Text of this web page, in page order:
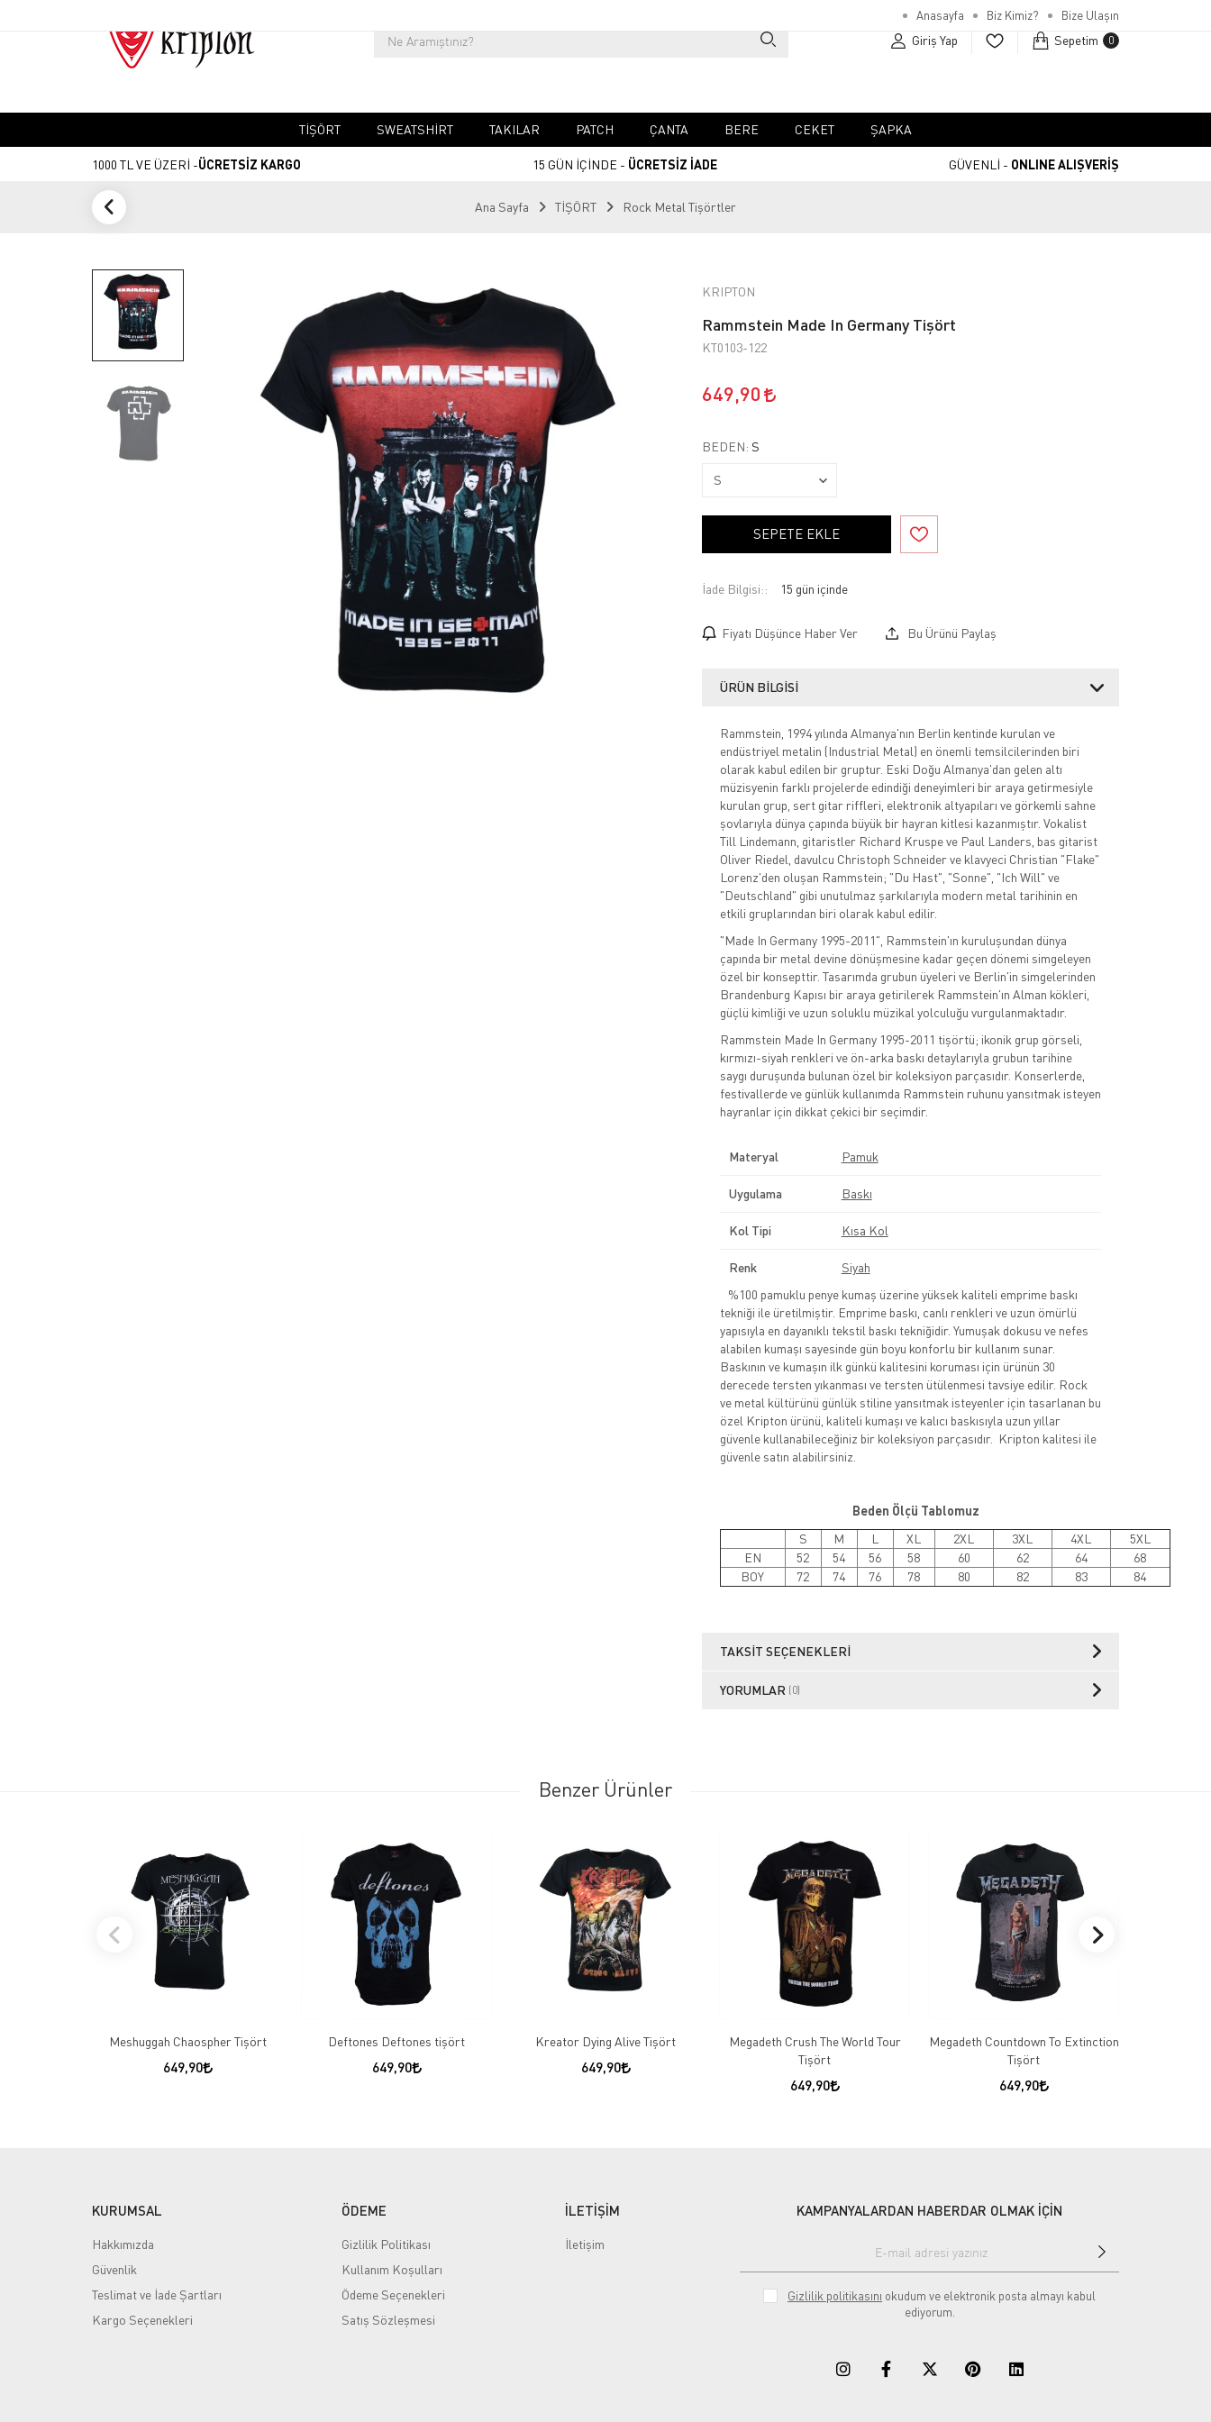
Anasayfa Biz Kimiz? Bize Ulaşın
Giriş Yap Sepetim 0
TIŞÖRT SWEATSHIRT TAKILAR PATCH ÇANTA BERE CEKET ŞAPKA
1000 TL VE ÜZERİ -ÜCRETSİZ KARGO 15 GÜN İÇİNDE - ÜCRETSİZ İADE GÜVENLİ - ONLINE ALIŞVERİŞ
Ana Sayfa TİŞÖRT Rock Metal Tişörtler
KRIPTON
Rammstein Made In Germany Tişört
KT0103-122
649,90
BEDEN: S
SEPETE EKLE
İade Bilgisi:
Fiyatı Düşünce Haber Ver Bu Ürünü Paylaş
ÜRÜN BILGISI
Rammstein, 1994 yılında Almanya'nın Berlin kentinde kurulan ve
endüstriyel metalin (Industrial Metal) en önemli temsilcilerinden biri
olarak kabul edilen bir gruptur. Eski Doğu Almanya'dan gelen altı
müzisyenin farklı projelerde edindiği deneyimleri bir araya getirmesiyle
kurulan grup, sert gitar riffleri, elektronik altyapıları ve görkemli sahne
şovlarıyla dünya çapında büyük bir hayran kitlesi kazanmıştır. Vokalist
Till Lindemann, gitaristler Richard Kruspe ve Paul Landers, bas gitarist
Oliver Riedel, davulcu Christoph Schneider ve klavyeci Christian "Flake"
Lorenz'den oluşan Rammstein; "Du Hast", "Sonne", "Ich Will" ve
"Deutschland" gibi unutulmaz şarkılarıyla modern metal tarihinin en
etkili gruplarından biri olarak kabul edilir.
"Made In Germany 1995-2011", Rammstein'ın kuruluşundan dünya
çapında bir metal devine dönüşmesine kadar geçen dönemi simgeleyen
özel bir konsepttir. Tasarımda grubun üyeleri ve Berlin'in simgelerinden
Brandenburg Kapısı bir araya getirilerek Rammstein'ın Alman kökleri,
güçlü kimliği ve uzun soluklu müzikal yolculuğu vurgulanmaktadır.
Rammstein Made In Germany 1995-2011 tişörtü; ikonik grup görseli,
kırmızı-siyah renkleri ve ön-arka baskı detaylarıyla grubun tarihine
saygı duruşunda bulunan özel bir koleksiyon parçasıdır. Konserlerde,
festivallerde ve günlük kullanımda Rammstein ruhunu yansıtmak isteyen
hayranlar için dikkat çekici bir seçimdir.
Materyal Pamuk
Uygulama Baskı
Kol Tipi Kısa Kol
Renk
Siyah
%100 pamuklu penye kumaş üzerine yüksek kaliteli emprime baskı
tekniği ile üretilmiştir. Emprime baskı, canlı renkleri ve uzun ömürlü
yapısıyla en dayanıklı tekstil baskı tekniğidir. Yumuşak dokusu ve nefes
alabilen kumaşı sayesinde gün boyu konforlu bir kullanım sunar.
Baskının ve kumaşın ilk günkü kalitesini koruması için ürünün 30
derecede tersten yıkanması ve tersten ütülenmesi tavsiye edilir. Rock
ve metal kültürünü günlük stiline yansıtmak isteyenler için tasarlanan bu
özel Kripton ürünü, kaliteli kumaşı ve kalıcı baskısıyla uzun yıllar
güvenle kullanabileceğiniz bir koleksiyon parçasıdır. Kripton kalitesi ile
güvenle satın alabilirsiniz.
Beden Ölçü Tablomuz
S
M L XL 2XL 3XL 4XL
5XL
EN
52 54 56 58 60 62 64
68
BOY
72 74 76 78 80 82 83 84
TAKSIT SEÇENEKLERI
YORUMLAR (0)
Benzer Ürünler
Meshuggah Chaospher Tişört
649,90
Deftones Deftones tişört
649,90
Kreator Dying Alive Tişört
649,90
Megadeth Crush The World Tour
Tişört
649,90
Megadeth Countdown To Extinction
Tişört
649,90
KURUMSAL
Hakkımızda
Güvenlik
Teslimat ve İade Şartları
Kargo Seçenekleri
ÖDEME
Gizlilik Politikası
Kullanım Koşulları
Ödeme Seçenekleri
Satış Sözleşmesi
İLETİŞİM
İletişim
KAMPANYALARDAN HABERDAR OLMAK İÇİN
Gizlilik politikasını okudum ve elektronik posta almayı kabul
ediyorum.